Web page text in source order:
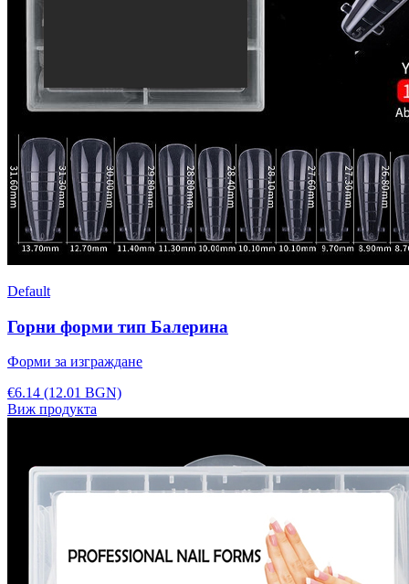
Default
Горни форми тип Балерина
Форми за изграждане
€6.14 (12.01 BGN)
Виж продукта